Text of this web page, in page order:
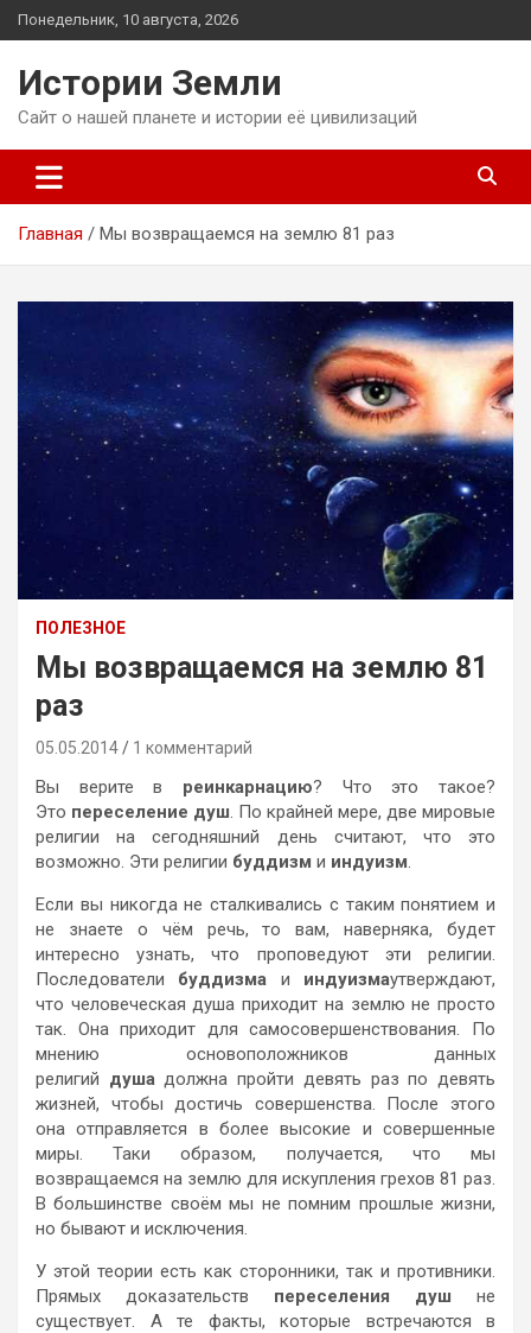
Перейти
к
Понедельник, 10 августа, 2026
Истории Земли
Сайт о нашей планете и истории её цивилизаций
Главная Мы возвращаемся на землю 81 раз
ПОЛЕЗНОЕ
Мы возвращаемся на землю 81
раз
05.05.2014 1 комментарий
Вы верите в реинкарнацию? Что это такое?
Это переселение душ. По крайней мере, две мировые
религии на сегодняшний день считают, что это
возможно. Эти религии буддизм и индуизм.
Если вы никогда не сталкивались с таким понятием и
не знаете о чём речь, то вам, наверняка, будет
интересно узнать, что проповедуют эти религии.
Последователи буддизма и индуизмаутверждают,
что человеческая душа приходит на землю не просто
так. Она приходит для самосовершенствования. По
мнению основоположников данных
религий душадолжна пройти девять раз по девять
жизней, чтобы достичь совершенства. После этого
она отправляется в более высокие и совершенные
миры. Таки образом, получается, что мы
возвращаемся на землю для искупления грехов 81 раз.
В большинстве своём мы не помним прошлые жизни,
но бывают и исключения.
У этой теории есть как сторонники, так и противники.
Прямых доказательств переселения душ не
существует. А те факты, которые встречаются в